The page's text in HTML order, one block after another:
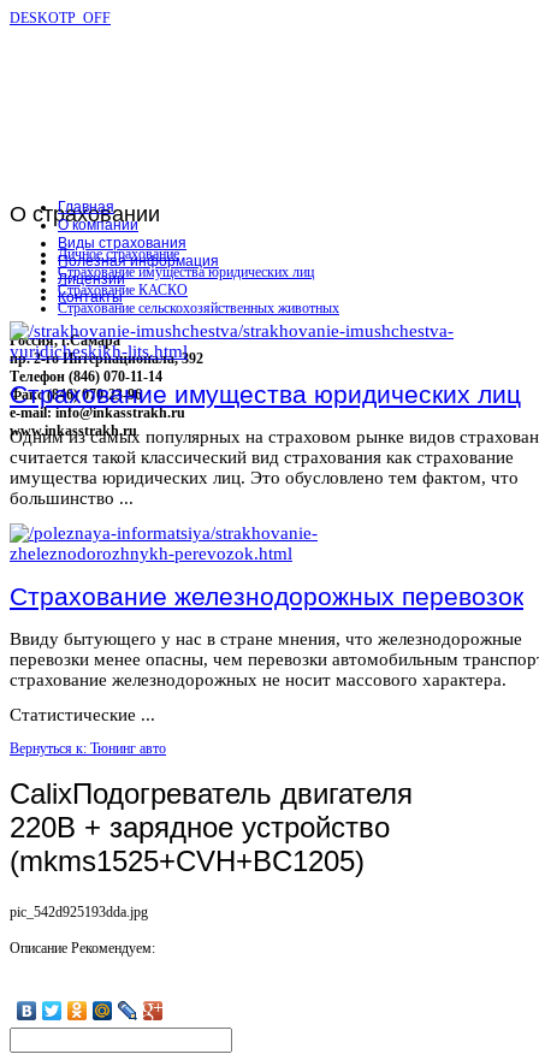
DESKOTP_OFF
О страховании
Личное страхование
Страхование имущества юридических лиц
Страхование КАСКО
Страхование сельскохозяйственных животных
Россия, г.Самара
пр. 2-го Интернационала, 392
Телефон (846) 070-11-14
Факс (846) 070-23-96
e-mail: info@inkasstrakh.ru
www.inkasstrakh.ru
Главная
О компании
Виды страхования
Полезная информация
Лицензии
Контакты
Страхование имущества юридических лиц
Одним из самых популярных на страховом рынке видов
считается такой классический вид страхования как страхование
имущества юридических лиц. Это обусловлено тем фактом, что
большинство ...
Страхование железнодорожных перевозок
Ввиду бытующего у нас в стране мнения, что железнодорожные
перевозки менее опасны, чем перевозки автомобильным
страхование железнодорожных не носит массового характера.
Статистические ...
Вернуться к: Тюнинг авто
CalixПодогреватель двигателя
220В + зарядное устройство
(mkms1525+CVH+BC1205)
pic_542d925193dda.jpg
Описание Рекомендуем: